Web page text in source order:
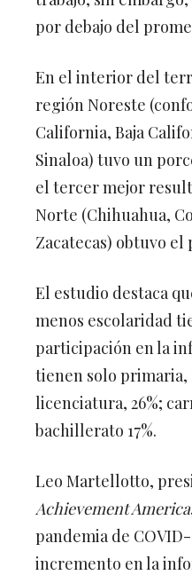
por debajo del
En el interior del
región Noreste
California, Baja
Sinaloa) tuvo un
el tercer mejor
Norte (Chihuahua,
Zacatecas) obtuvo el
El estudio destaca
menos escolaridad
participación en la
tienen solo primaria,
licenciatura, 26%;
bachillerato 17%.
Leo Martellotto,
Achievement America
pandemia de
incremento en la